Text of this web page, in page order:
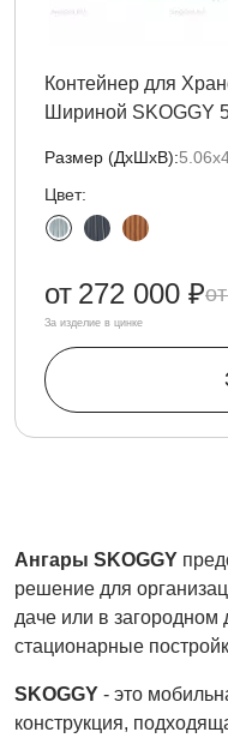
Контейнер для
Шириной SKOGGY
Размер (ДxШxВ):
Цвет:
от 272 000 ₽
За изделие в цинке
Ангары SKOGGY
решение для
даче или в
стационарные
SKOGGY - это
конструкция,